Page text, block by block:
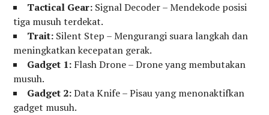
Tactical Gear: Signal Decoder – Mendekode posisi
tiga musuh terdekat.
Trait: Silent Step – Mengurangi suara langkah dan
meningkatkan kecepatan gerak.
Gadget 1: Flash Drone – Drone yang membutakan
musuh.
Gadget 2:Data Knife – Pisau yang menonaktifkan
gadget musuh.